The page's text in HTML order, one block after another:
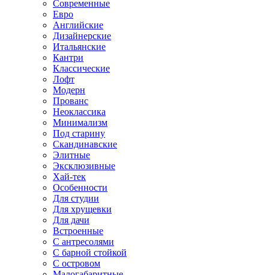
Современные
Евро
Английские
Дизайнерские
Итальянские
Кантри
Классические
Лофт
Модерн
Прованс
Неоклассика
Минимализм
Под старину
Скандинавские
Элитные
Эксклюзивные
Хай-тек
Особенности
Для студии
Для хрущевки
Для дачи
Встроенные
С антресолями
С барной стойкой
С островом